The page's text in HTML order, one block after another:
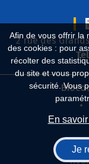
Afin de vous offrir la
des cookies : pour
récolter des
du site et vous
sécurité. Vous
En
Je
2 rue des